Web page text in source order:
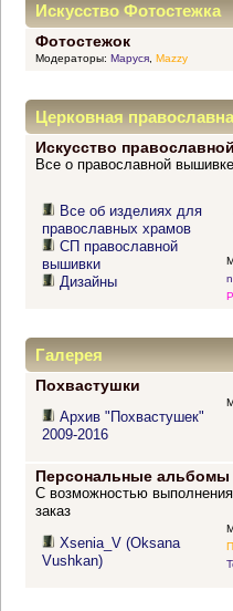
Искусство Фотостежка
Фотостежок
Модераторы: Маруся, Mazzy
Церковная
Искусство
Все о православной вышивке
Все об изделиях для
православных храмов
СП православной
вышивки
Дизайны
Галерея
Похвастушки
Архив "Похвастушек"
2009-2016
Персональные
С возможностью
заказ
Xsenia_V (Oksana
Vushkan)